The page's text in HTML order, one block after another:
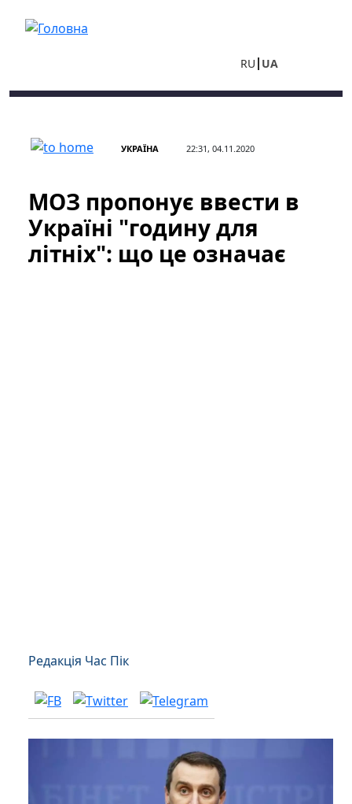
RU UA
УКРАЇНА 22:31, 04.11.2020
МОЗ пропонує ввести в
Україні "годину для
літніх": що це означає
Редакція Час Пік